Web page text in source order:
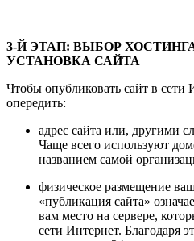
3-Й ЭТАП: ВЫБОР
УСТАНОВКА САЙТА
Чтобы опубликовать сайт в сети
опередить:
адрес сайта или, другими
Чаще всего используют
названием самой
физическое размещение
«публикация сайта»
вам место на сервере,
сети Интернет. Благодаря